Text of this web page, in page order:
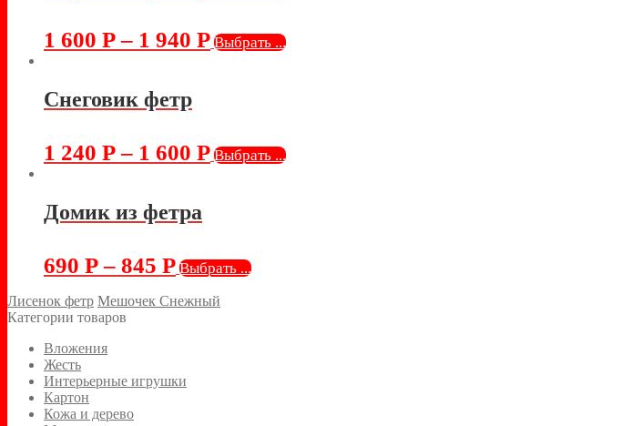
1 600 Р– 1 940 Р Выбрать ...
Снеговик фетр
1 240 Р– 1 600 Р Выбрать ...
Домик из фетра
690 Р– 845 Р Выбрать ...
Лисенок фетр Мешочек Снежный
Категории товаров
Вложения
Жесть
Интерьерные игрушки
Картон
Кожа и дерево